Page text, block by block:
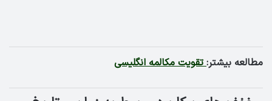
مطالعه بیشتر:تقویت مکالمه انگلیسی